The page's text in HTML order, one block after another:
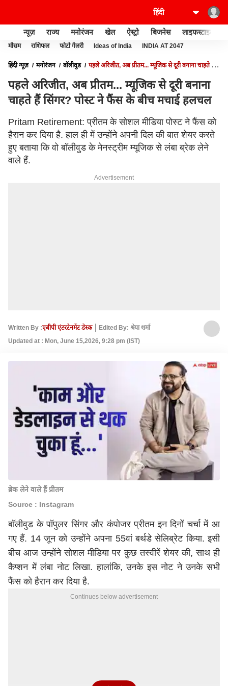
न्यूज़ राज्य मनोरंजन खेल ऐस्ट्रो बिजनेस लाइफस्टाइल
मौसम राशिफल फोटो गैलरी Ideas of India INDIA AT 2047
हिंदी न्यूज़ मनोरंजन बॉलीवुड
पहले अरिजीत, अब प्रीतम... म्यूजिक से दूरी बनाना चाहते हैं
पहले अरिजीत, अब प्रीतम... म्यूजिक से दूरी बनाना
चाहते हैं सिंगर? पोस्ट ने फैंस के बीच मचाई हलचल
Pritam Retirement: प्रीतम के सोशल मीडिया पोस्ट ने फैंस को
हैरान कर दिया है. हाल ही में उन्होंने अपनी दिल की बात शेयर करते
हुए बताया कि वो बॉलीवुड के मेनस्ट्रीम म्यूजिक से लंबा ब्रेक लेने
वाले हैं.
Advertisement
Written By :एबीपी एंटरटेनमेंट डेस्क
Edited By: श्रेया शर्मा
Updated at : Mon, June 15,2026, 9:28 pm (IST)
ब्रेक लेने वाले हैं प्रीतम
Source : Instagram
बॉलीवुड के पॉपुलर सिंगर और कंपोजर प्रीतम इन दिनों चर्चा में आ
गए हैं. 14 जून को उन्होंने अपना 55वां बर्थडे सेलिब्रेट किया. इसी
बीच आज उन्होंने सोशल मीडिया पर कुछ तस्वीरें शेयर की, साथ ही
कैप्शन में लंबा नोट लिखा. हालांकि, उनके इस नोट ने उनके सभी
फैंस को हैरान कर दिया है.
Continues below advertisement